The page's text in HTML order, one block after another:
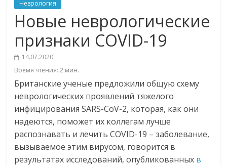
Неврология
Новые неврологические
признаки COVID-19
14.07.2020
Время чтения:2 мин.
Британские ученые предложили общую схему
неврологических проявлений тяжелого
инфицирования SARS-CoV-2, которая, как они
надеются, поможет их коллегам лучше
распознавать и лечить COVID-19 – заболевание,
вызываемое этим вирусом, говорится в
результатах исследований, опубликованных в